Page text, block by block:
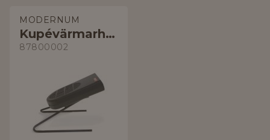
MODERNUM
Kupévärmarhylla
87800002